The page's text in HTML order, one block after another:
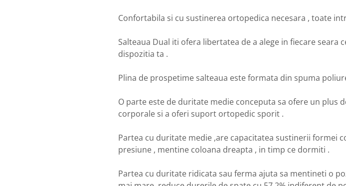
Confortabila si cu sustinerea ortopedica necesara , toate
Salteaua Dual iti ofera libertatea de a alege in fiecare
dispozitia ta .
Plina de prospetime salteaua este formata din spuma
O parte este de duritate medie conceputa sa ofere un
corporale si a oferi suport ortopedic sporit .
Partea cu duritate medie ,are capacitatea sustinerii formei
presiune , mentine coloana dreapta , in timp ce dormiti .
Partea cu duritate ridicata sau ferma ajuta sa mentineti o